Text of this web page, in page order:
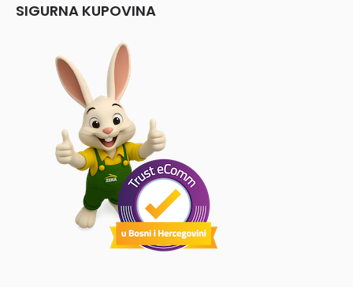
SIGURNA KUPOVINA